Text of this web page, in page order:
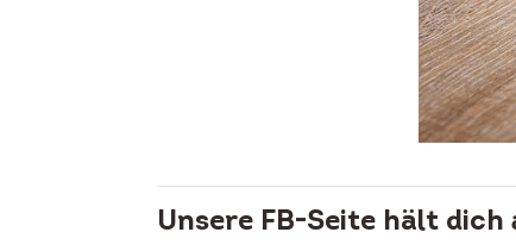
Unsere FB-Seite hält dich